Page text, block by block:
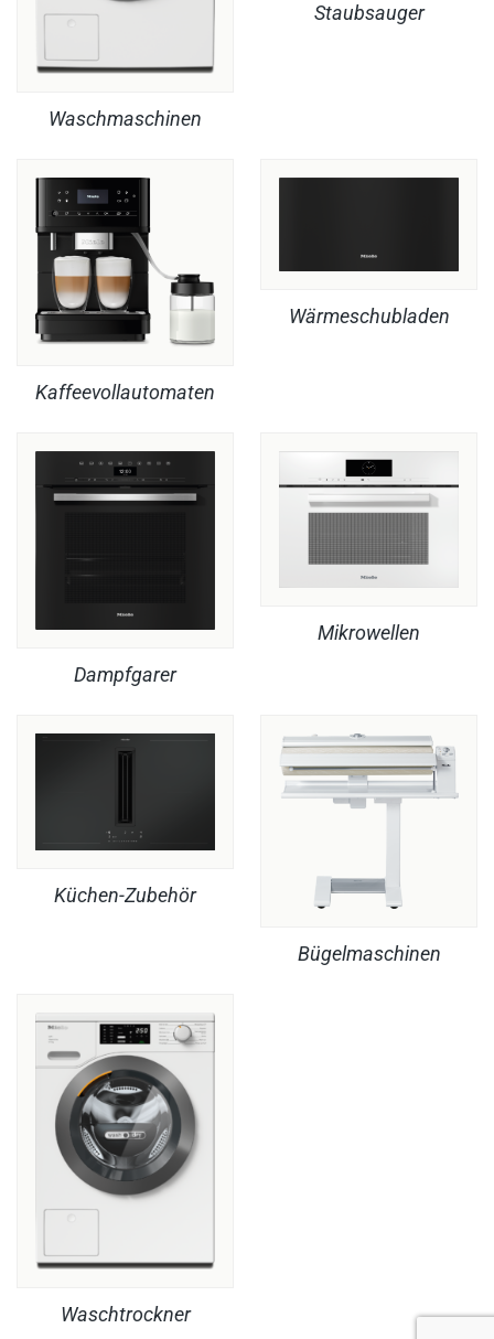
Waschmaschinen
Staubsauger
Kaffeevollautomaten
Wärmeschubladen
Dampfgarer
Mikrowellen
Küchen-Zubehör
Bügelmaschinen
Waschtrockner